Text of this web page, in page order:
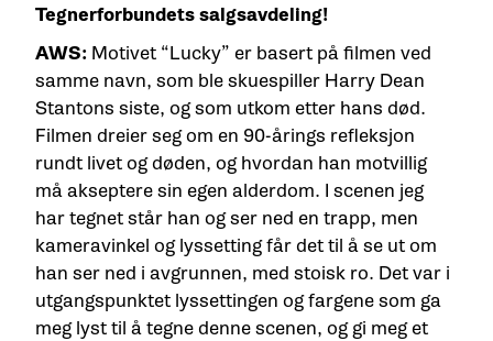
Tegnerforbundets salgsavdeling!
AWS: Motivet “Lucky” er basert på filmen ved
samme navn, som ble skuespiller Harry Dean
Stantons siste, og som utkom etter hans død.
Filmen dreier seg om en 90-årings refleksjon
rundt livet og døden, og hvordan han motvillig
må akseptere sin egen alderdom. I scenen jeg
har tegnet står han og ser ned en trapp, men
kameravinkel og lyssetting får det til å se ut om
han ser ned i avgrunnen, med stoisk ro. Det var i
utgangspunktet lyssettingen og fargene som ga
meg lyst til å tegne denne scenen, og gi meg et